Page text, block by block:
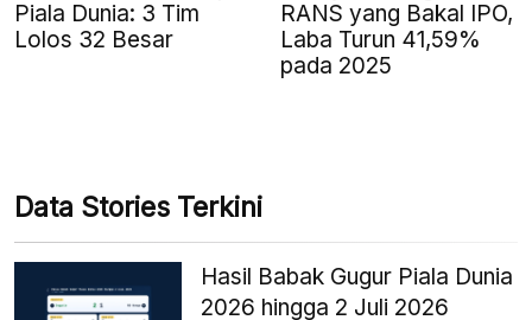
Piala Dunia: 3 Tim
Lolos 32 Besar
RANS yang Bakal IPO,
Laba Turun 41,59%
pada 2025
Data Stories Terkini
Hasil Babak Gugur Piala Dunia
2026 hingga 2 Juli 2026